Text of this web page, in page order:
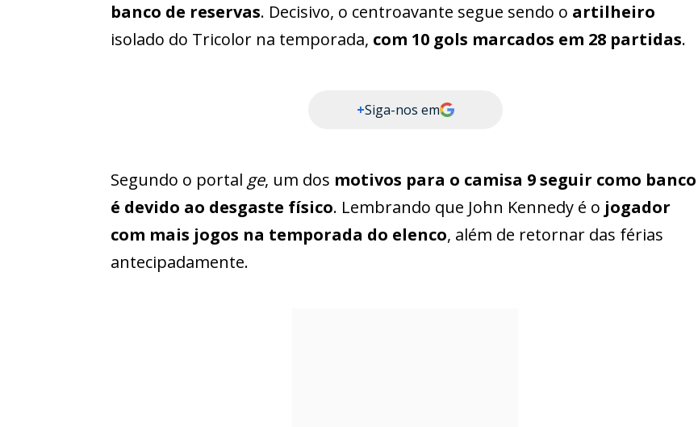
banco de reservas. Decisivo, o centroavante segue sendo o artilheiro
isolado do Tricolor na temporada, com 10 gols marcados em 28 partidas.
+Siga-nos em
Segundo o portal ge, um dos motivos para o camisa 9 seguir como banco
é devido ao desgaste físico. Lembrando que John Kennedy é o jogador
com mais jogos na temporada do elenco, além de retornar das férias
antecipadamente.